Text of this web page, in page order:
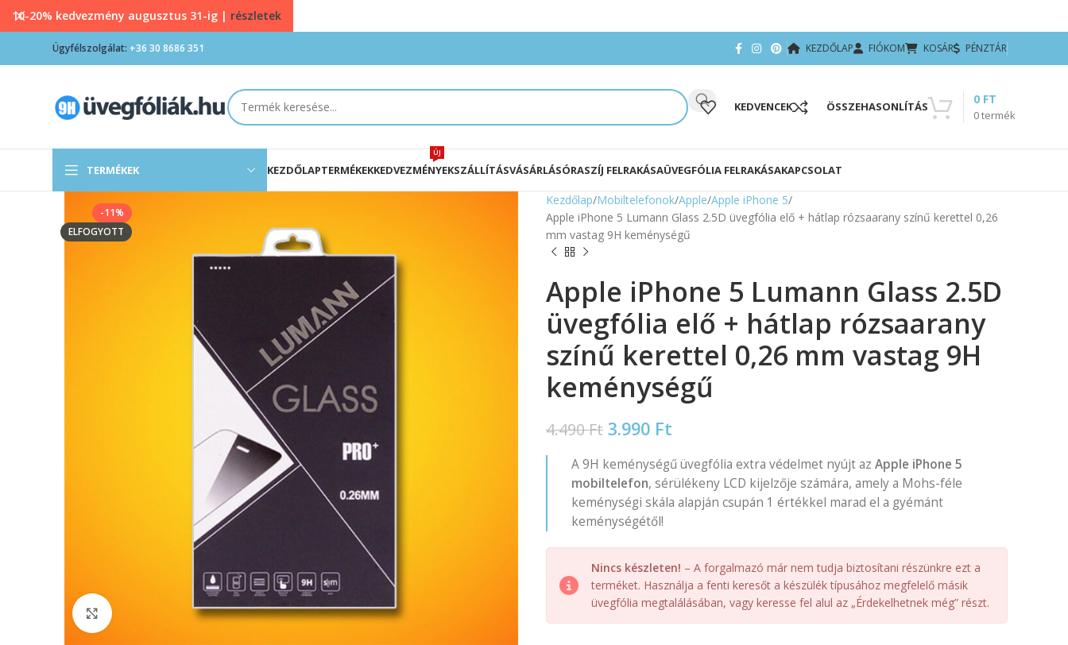
Ügyfélszolgálat: +36 30 8686 351 KEZDŐLAP FIÓKOM KOSÁR PÉNZTÁR
KEDVENCEK ÖSSZEHASONLÍTÁS
0termék
0 FT
TERMÉKEK KEZDŐLAPTERMÉKEKKEDVEZMÉNYEK
ÚJ
SZÁLLÍTÁSVÁSÁRLÁSÓRASZÍJ FELRAKÁSAÜVEGFÓLIA FELRAKÁSAKAPCSOLAT
-11%
ELFOGYOTT
Kezdőlap Mobiltelefonok Apple Apple iPhone 5
Apple iPhone 5 Lumann Glass 2.5D üvegfólia elő + hátlap rózsaarany színű kerettel 0,26
mm vastag 9H keménységű
Apple iPhone 5 Lumann Glass 2.5D
üvegfólia elő + hátlap rózsaarany
színű kerettel 0,26 mm vastag 9H
keménységű
4.490Ft 3.990 Ft
A 9H keménységű üvegfólia extra védelmet nyújt az Apple iPhone 5
mobiltelefon, sérülékeny LCD kijelzője számára, amely a Mohs-féle
keménységi skála alapján csupán 1 értékkel marad el a gyémánt
keménységétől!
Nincs készleten! – A forgalmazó már nem tudja biztosítani részünkre ezt a
terméket. Használja a fenti keresőt a készülék típusához megfelelő másik
üvegfólia megtalálásában, vagy keresse fel alul az „Érdekelhetnek még” részt.
10-20% kedvezmény augusztus 31-ig | részletek